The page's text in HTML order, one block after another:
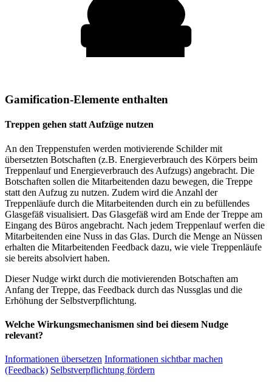
Gamification-Elemente enthalten
Treppen gehen statt Aufzüge nutzen
An den Treppenstufen werden motivierende Schilder mit
übersetzten Botschaften (z.B. Energieverbrauch des Körpers beim
Treppenlauf und Energieverbrauch des Aufzugs) angebracht. Die
Botschaften sollen die Mitarbeitenden dazu bewegen, die Treppe
statt den Aufzug zu nutzen. Zudem wird die Anzahl der
Treppenläufe durch die Mitarbeitenden durch ein zu befüllendes
Glasgefäß visualisiert. Das Glasgefäß wird am Ende der Treppe am
Eingang des Büros angebracht. Nach jedem Treppenlauf werfen die
Mitarbeitenden eine Nuss in das Glas. Durch die Menge an Nüssen
erhalten die Mitarbeitenden Feedback dazu, wie viele Treppenläufe
sie bereits absolviert haben.
Dieser Nudge wirkt durch die motivierenden Botschaften am
Anfang der Treppe, das Feedback durch das Nussglas und die
Erhöhung der Selbstverpflichtung.
Welche Wirkungsmechanismen sind bei diesem Nudge
relevant?
Informationen übersetzen Informationen sichtbar machen
(Feedback) Selbstverpflichtung fördern